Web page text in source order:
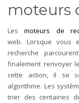
moteurs
Lesmoteurs de
web. Lorsque vous
recherche
finalement renvoyer
cette action, il se
algorithme. Les
trier des centaines